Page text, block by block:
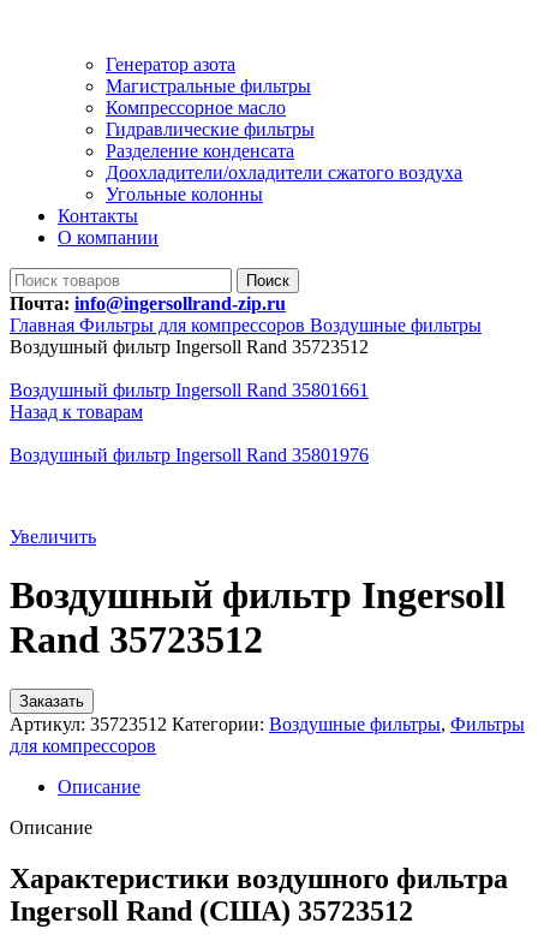
Генератор азота
Магистральные фильтры
Компрессорное масло
Гидравлические фильтры
Разделение конденсата
Доохладители/охладители сжатого воздуха
Угольные колонны
Контакты
О компании
Поиск
Почта: info@ingersollrand-zip.ru
Главная Фильтры для компрессоров Воздушные фильтры
Воздушный фильтр Ingersoll Rand 35723512
Воздушный фильтр Ingersoll Rand 35801661
Назад к товарам
Воздушный фильтр Ingersoll Rand 35801976
Увеличить
Воздушный фильтр Ingersoll
Rand 35723512
Заказать
Артикул: 35723512 Категории: Воздушные фильтры, Фильтры
для компрессоров
Описание
Описание
Характеристики воздушного фильтра
Ingersoll Rand (США) 35723512